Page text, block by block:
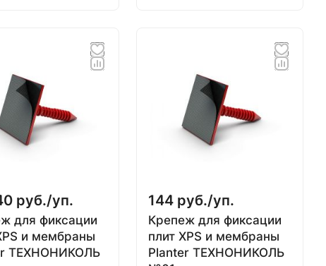
руб./уп.
для фиксации
и мембраны
ТЕХНОНИКОЛЬ
144 руб./уп.
Крепеж для фиксации
плит XPS и мембраны
Planter ТЕХНОНИКОЛЬ